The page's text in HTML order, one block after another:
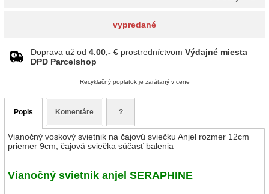
vypredané
Doprava už od 4.00,- € prostredníctvom Výdajné miesta
DPD Parcelshop
Recyklačný poplatok je zarátaný v cene
Popis Komentáre ?
Vianočný voskový svietnik na čajovú sviečku Anjel rozmer 12cm
priemer 9cm, čajová sviečka súčasť balenia
Vianočný svietnik anjel SERAPHINE